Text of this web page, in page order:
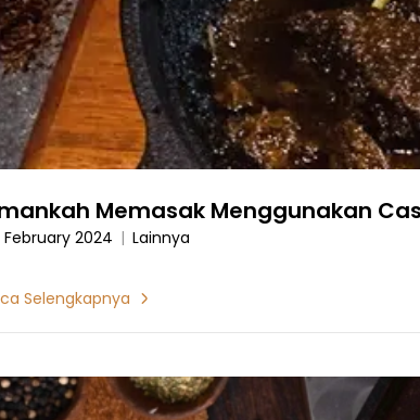
Memasak Menggunakan
February 2024 | Lainnya
Selengkapnya